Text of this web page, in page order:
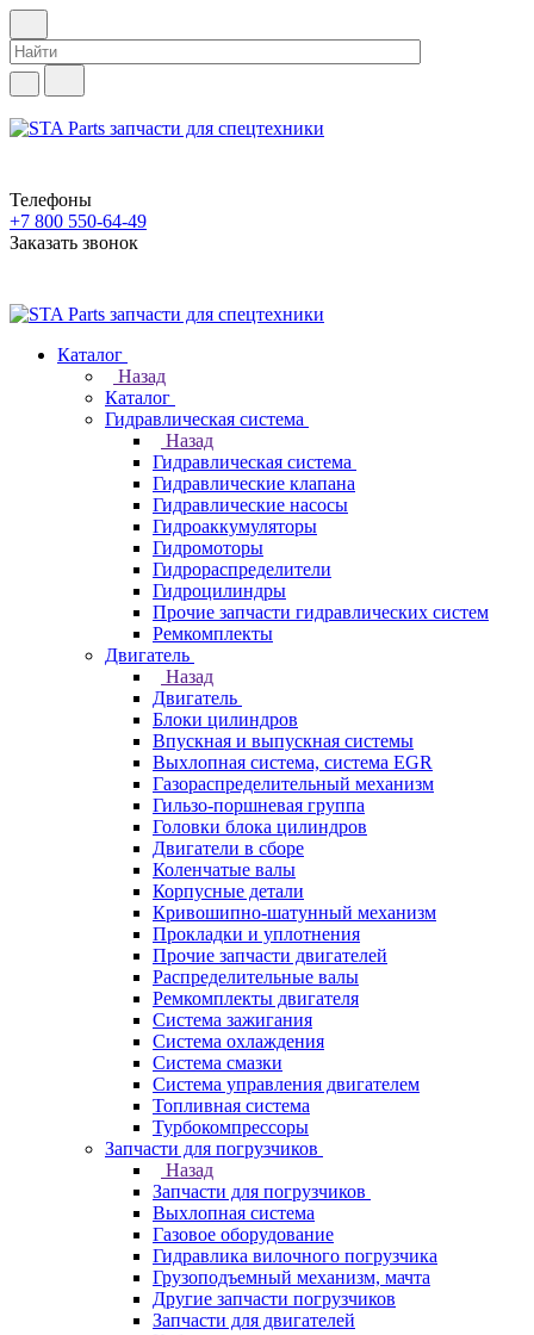
Телефоны
+7 800 550-64-49
Заказать звонок
Каталог
Назад
Каталог
Гидравлическая система
Назад
Гидравлическая система
Гидравлические клапана
Гидравлические насосы
Гидроаккумуляторы
Гидромоторы
Гидрораспределители
Гидроцилиндры
Прочие запчасти гидравлических систем
Ремкомплекты
Двигатель
Назад
Двигатель
Блоки цилиндров
Впускная и выпускная системы
Выхлопная система, система EGR
Газораспределительный механизм
Гильзо-поршневая группа
Головки блока цилиндров
Двигатели в сборе
Коленчатые валы
Корпусные детали
Кривошипно-шатунный механизм
Прокладки и уплотнения
Прочие запчасти двигателей
Распределительные валы
Ремкомплекты двигателя
Система зажигания
Система охлаждения
Система смазки
Система управления двигателем
Топливная система
Турбокомпрессоры
Запчасти для погрузчиков
Назад
Запчасти для погрузчиков
Выхлопная система
Газовое оборудование
Гидравлика вилочного погрузчика
Грузоподъемный механизм, мачта
Другие запчасти погрузчиков
Запчасти для двигателей